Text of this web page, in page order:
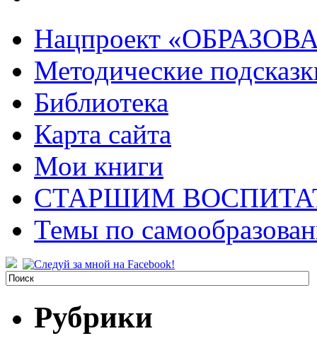
Нацпроект
Методические
Библиотека
Карта сайта
Мои книги
СТАРШИМ
Темы по
Рубрики